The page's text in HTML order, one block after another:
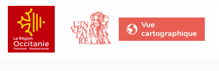
Vue
cartographique